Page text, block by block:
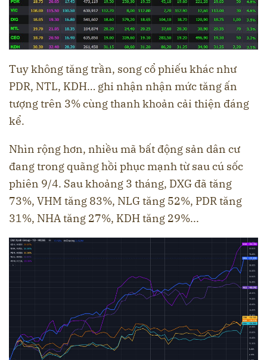
Tuy không tăng trần, song cổ phiếu khác như
PDR, NTL, KDH… ghi nhận nhận mức tăng ấn
tượng trên 3% cùng thanh khoản cải thiện đáng
kể.
Nhìn rộng hơn, nhiều mã bất động sản dân cư
đang trong quãng hồi phục mạnh từ sau cú sốc
phiên 9/4. Sau khoảng 3 tháng, DXG đã tăng
73%, VHM tăng 83%, NLG tăng 52%, PDR tăng
31%, NHA tăng 27%, KDH tăng 29%...